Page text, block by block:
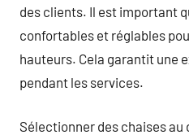
des clients. Il est important
confortables et réglables
hauteurs. Cela garantit une
pendant les services.
Sélectionner des chaises